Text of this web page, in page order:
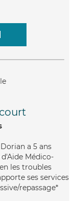
a 5 ans
Médico-
les troubles
ses services
repassage*